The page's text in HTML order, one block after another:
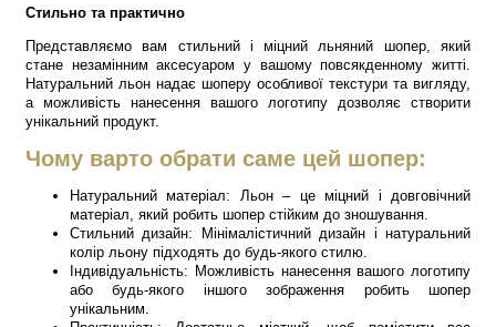
Стильно та практично
Представляємо вам стильний і міцний льняний шопер, який
стане незамінним аксесуаром у вашому повсякденному житті.
Натуральний льон надає шоперу особливої текстури та вигляду,
а можливість нанесення вашого логотипу дозволяє створити
унікальний продукт.
Чому варто обрати саме цей шопер:
Натуральний матеріал: Льон – це міцний і довговічний
матеріал, який робить шопер стійким до зношування.
Стильний дизайн: Мінімалістичний дизайн і натуральний
колір льону підходять до будь-якого стилю.
Індивідуальність: Можливість нанесення вашого логотипу
або будь-якого іншого зображення робить шопер
унікальним.